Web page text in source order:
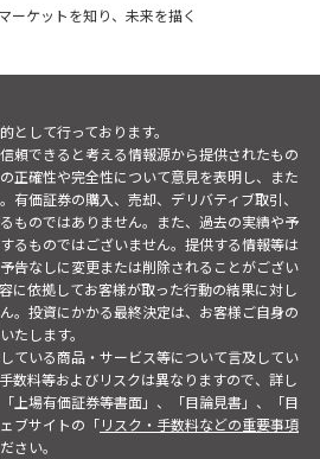
ーケットを知り、未来を描く
として行っております。
頼できると考える情報源から提供されたもの
正確性や完全性について意見を表明し、また
有価証券の購入、売却、デリバティブ取引、
ものではありません。また、過去の実績や予
るものではございません。提供する情報等は
告なしに変更または削除されることがござい
に依拠してお客様が取った行動の結果に対し
。投資にかかる最終決定は、お客様ご自身の
たします。
ている商品・サービス等について言及してい
数料等およびリスクは異なりますので、詳し
上場有価証券等書面」、「目論見書」、「目
ブサイトの「リスク・手数料などの重要事項
さい。